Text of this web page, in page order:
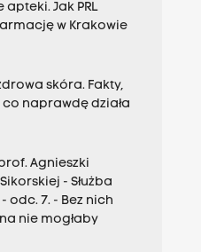
apteki. Jak PRL
w Krakowie
skóra. Fakty,
co naprawdę działa
Agnieszki
- Służba
odc. 7. - Bez nich
nie mogłaby